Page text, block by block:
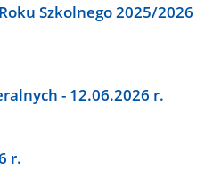
Szkolnego 2025/2026
- 12.06.2026 r.
r.